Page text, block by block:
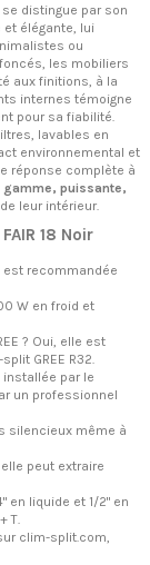
se distingue par son
et élégante, lui
ou
les mobiliers
aux finitions, à la
internes témoigne
pour sa fiabilité.
lavables en
environnemental et
réponse complète à
gamme, puissante,
leur intérieur.
18 Noir
est recommandée
W en froid et
? Oui, elle est
GREE R32.
installée par le
un professionnel
silencieux même à
peut extraire
en liquide et 1/2" en
T.
clim-split.com,